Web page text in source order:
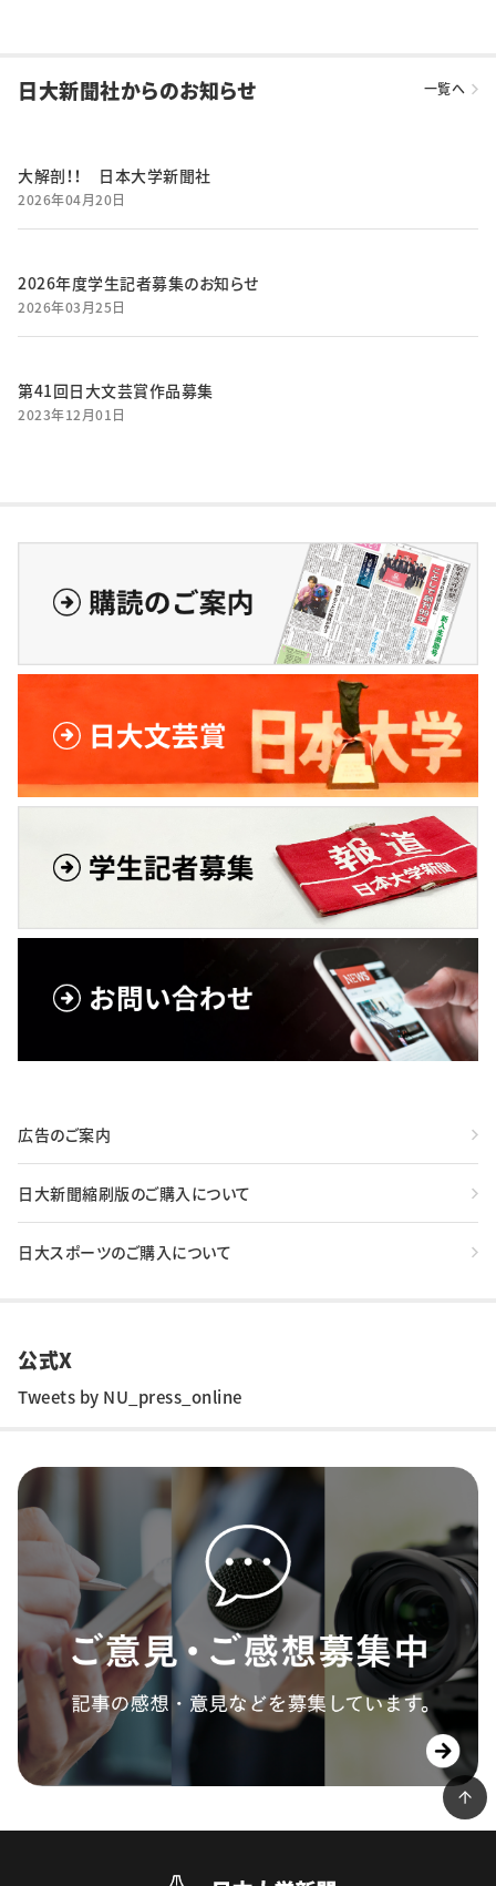
日大新聞社からのお知らせ 一覧へ
大解剖！！ 日本大学新聞社
2026年04月20日
2026年度学生記者募集のお知らせ
2026年03月25日
第41回日大文芸賞作品募集
2023年12月01日
広告のご案内
日大新聞縮刷版のご購入について
日大スポーツのご購入について
公式X
Tweets by NU_press_online